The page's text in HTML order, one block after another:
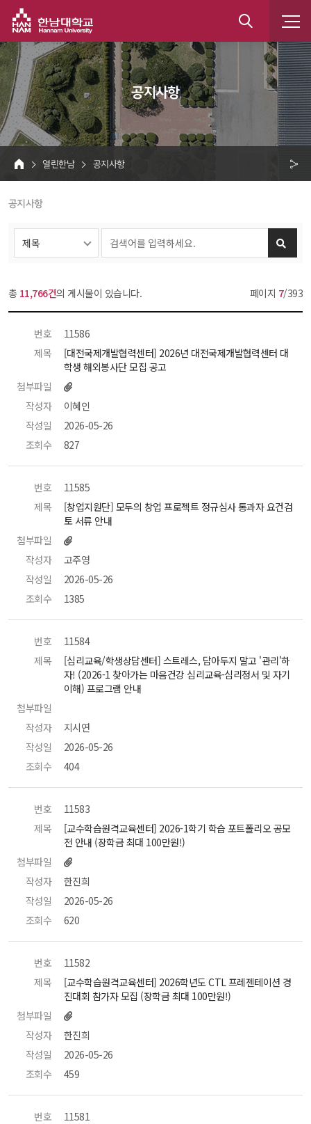
통
공지사항
HOME
열린한남 공지사항
공지사항
총 11,766건의 게시물이 있습니다. 페이지 7/393
번호
11586
제목
[대전국제개발협력센터] 2026년 대전국제개발협력센터 대
학생 해외봉사단 모집 공고
첨부파일
작성자
이혜인
작성일
2026-05-26
조회수
827
번호
11585
제목
[창업지원단] 모두의 창업 프로젝트 정규심사 통과자 요건검
토 서류 안내
첨부파일
작성자
고주영
작성일
2026-05-26
조회수
1385
번호
11584
제목
[심리교육/학생상담센터] 스트레스, 담아두지 말고 '관리'하
자! (2026-1 찾아가는 마음건강 심리교육-심리정서 및 자기
이해) 프로그램 안내
첨부파일
작성자
지시연
작성일
2026-05-26
조회수
404
번호
11583
제목
[교수학습원격교육센터] 2026-1학기 학습 포트폴리오 공모
전 안내 (장학금 최대 100만원!)
첨부파일
작성자
한진희
작성일
2026-05-26
조회수
620
번호
11582
제목
[교수학습원격교육센터] 2026학년도 CTL 프레젠테이션 경
진대회 참가자 모집 (장학금 최대 100만원!)
첨부파일
작성자
한진희
작성일
2026-05-26
조회수
459
번호
11581